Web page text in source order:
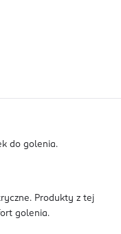
do golenia.
Produkty z tej
golenia.